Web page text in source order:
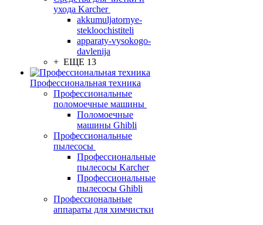
ухода Karcher
akkumuljatornye-
stekloochistiteli
apparaty-vysokogo-
davlenija
+ ЕЩЕ 13
Профессиональная техника
Профессиональные
поломоечные машины
Поломоечные
машины Ghibli
Профессиональные
пылесосы
Профессиональные
пылесосы Karcher
Профессиональные
пылесосы Ghibli
Профессиональные
аппараты для химчистки